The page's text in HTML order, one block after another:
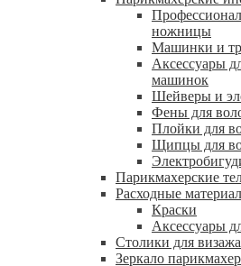
ножницы
Машинки и
Аксессуары
машинок
Шейверы и
Фены для
Плойки для
Щипцы для
Парикмахерские
Расходные
Краски
Аксессуары
Столики для
Зеркало